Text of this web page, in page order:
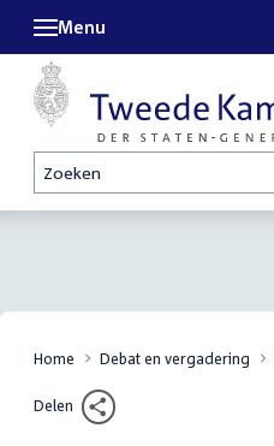
Zoeken
Menu
Home Debat en vergadering
Delen